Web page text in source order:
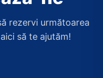
rezervi următoarea
să te ajutăm!